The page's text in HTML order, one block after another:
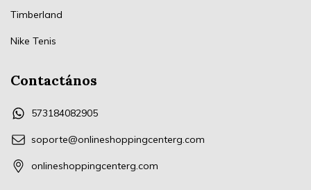
Timberland
Nike Tenis
Contactános
573184082905
soporte@onlineshoppingcenterg.com
onlineshoppingcenterg.com